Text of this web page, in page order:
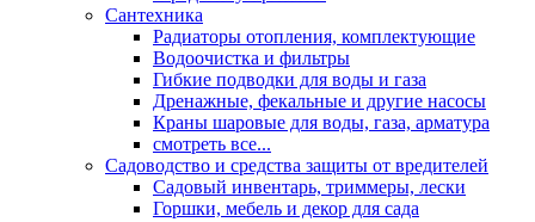
Сантехника
Радиаторы отопления, комплектующие
Водоочистка и фильтры
Гибкие подводки для воды и газа
Дренажные, фекальные и другие насосы
Краны шаровые для воды, газа, арматура
смотреть все...
Садоводство и средства защиты от вредителей
Садовый инвентарь, триммеры, лески
Горшки, мебель и декор для сада